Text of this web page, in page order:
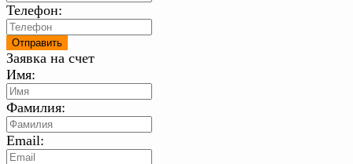
Телефон:
Заявка на счет
Имя:
Фамилия:
Email: